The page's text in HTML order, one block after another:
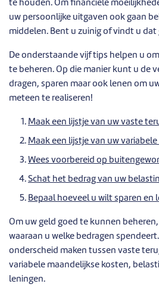
te houden. Om financiële
uw persoonlijke uitgaven ook gaan
middelen. Bent u zuinig of vindt u dat
De onderstaande vijf tips helpen u
te beheren. Op die manier kunt u de
dragen, sparen maar ook lenen om
meteen te realiseren!
Maak een lijstje van uw vaste
Maak een lijstje van uw
Wees voorbereid op
Schat het bedrag van uw
Bepaal hoeveel u wilt sparen en
Om uw geld goed te kunnen
waaraan u welke bedragen
onderscheid maken tussen vaste
variabele maandelijkse kosten,
leningen.